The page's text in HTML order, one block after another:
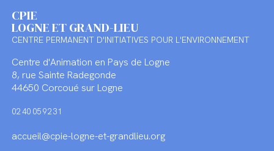
CPIE
LOGNE ET GRAND-LIEU
CENTRE PERMANENT D'INITIATIVES POUR L'ENVIRONNEMENT
Centre d'Animation en Pays de Logne
8, rue Sainte Radegonde
44650 Corcoué sur Logne
02 40 05 92 31
accueil@cpie-logne-et-grandlieu.org